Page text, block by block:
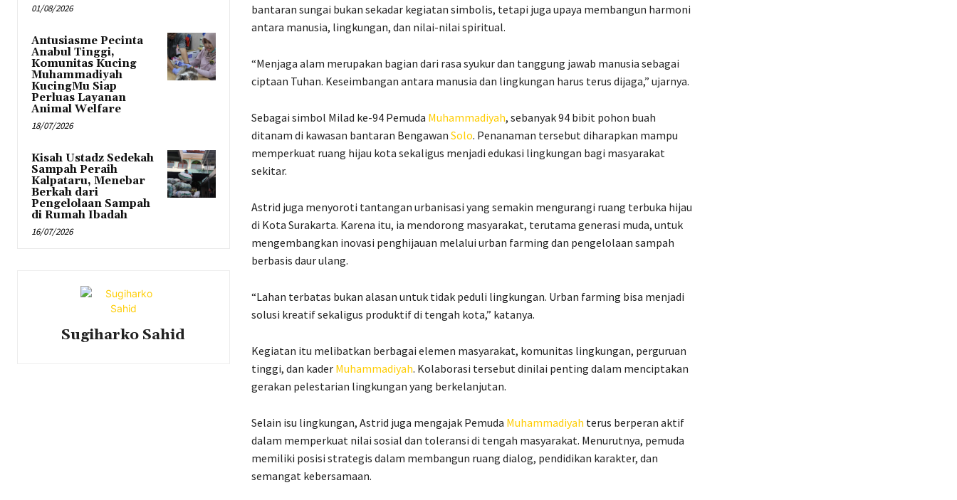
01/08/2026
Antusiasme Pecinta
Anabul Tinggi,
Komunitas Kucing
Muhammadiyah
KucingMu Siap
Perluas Layanan
Animal Welfare
18/07/2026
Kisah Ustadz Sedekah
Sampah Peraih
Kalpataru, Menebar
Berkah dari
Pengelolaan Sampah
di Rumah Ibadah
16/07/2026
Sugiharko Sahid
bantaran sungai bukan sekadar kegiatan simbolis, tetapi juga upaya membangun harmoni
antara manusia, lingkungan, dan nilai-nilai spiritual.
“Menjaga alam merupakan bagian dari rasa syukur dan tanggung jawab manusia sebagai
ciptaan Tuhan. Keseimbangan antara manusia dan lingkungan harus terus dijaga,” ujarnya.
Sebagai simbol Milad ke-94 Pemuda Muhammadiyah, sebanyak 94 bibit pohon buah
ditanam di kawasan bantaran Bengawan Solo. Penanaman tersebut diharapkan mampu
memperkuat ruang hijau kota sekaligus menjadi edukasi lingkungan bagi masyarakat
sekitar.
Astrid juga menyoroti tantangan urbanisasi yang semakin mengurangi ruang terbuka hijau
di Kota Surakarta. Karena itu, ia mendorong masyarakat, terutama generasi muda, untuk
mengembangkan inovasi penghijauan melalui urban farming dan pengelolaan sampah
berbasis daur ulang.
“Lahan terbatas bukan alasan untuk tidak peduli lingkungan. Urban farming bisa menjadi
solusi kreatif sekaligus produktif di tengah kota,” katanya.
Kegiatan itu melibatkan berbagai elemen masyarakat, komunitas lingkungan, perguruan
tinggi, dan kader Muhammadiyah. Kolaborasi tersebut dinilai penting dalam menciptakan
gerakan pelestarian lingkungan yang berkelanjutan.
Selain isu lingkungan, Astrid juga mengajak Pemuda Muhammadiyah terus berperan aktif
dalam memperkuat nilai sosial dan toleransi di tengah masyarakat. Menurutnya, pemuda
memiliki posisi strategis dalam membangun ruang dialog, pendidikan karakter, dan
semangat kebersamaan.